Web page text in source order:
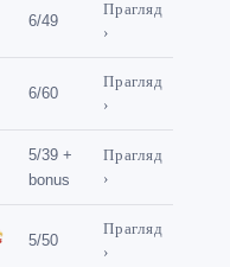
6/49
Прагляд
›
6/60
Прагляд
›
5/39 +
bonus
Прагляд
›
5/50
Прагляд
›